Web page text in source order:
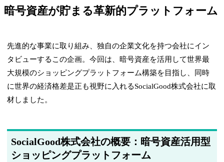
暗号資産が貯まる革新的プラットフォーム
先進的な事業に取り組み、独自の企業文化を持つ会社にイン
タビューするこの企画。今回は、暗号資産を活用して世界最
大規模のショッピングプラットフォーム構築を目指し、同時
に世界の経済格差是正も視野に入れるSocialGood株式会社に取
材しました。
SocialGood株式会社の概要：暗号資産活用型
ショッピングプラットフォーム